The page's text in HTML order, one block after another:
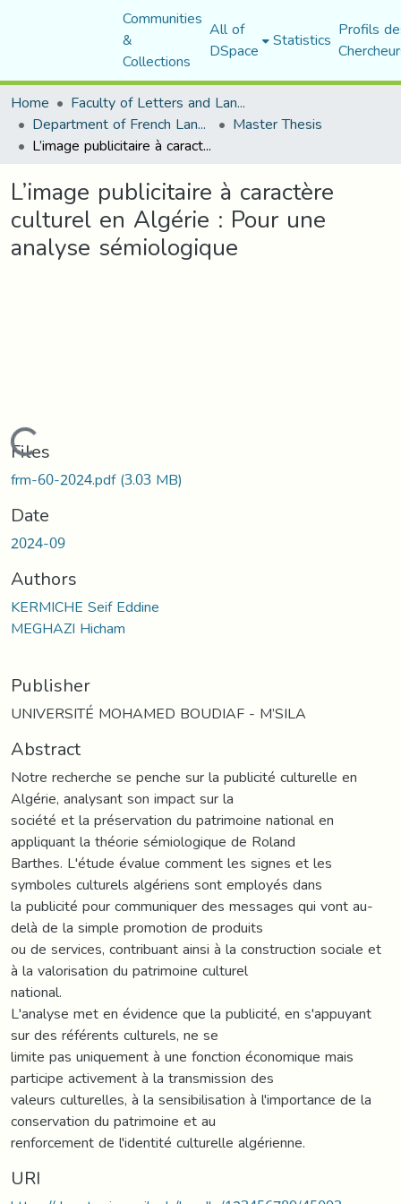
Communities
&
Collections
All of
DSpace Statistics Profils
Home
Faculty of Letters and Languages
Department of French Language and Literature Master Thesis
L’image publicitaire à caractère culturel en Algérie : Pour une analyse sémiologique
L’image publicitaire à caractère
culturel en Algérie : Pour une
analyse sémiologique
Loading...
Files
frm-60-2024.pdf(3.03 MB)
Date
2024-09
Authors
KERMICHE Seif Eddine
MEGHAZI Hicham
Publisher
UNIVERSITÉ MOHAMED BOUDIAF - M’SILA
Abstract
Notre recherche se penche sur la publicité culturelle en
Algérie, analysant son impact sur la
société et la préservation du patrimoine national en
appliquant la théorie sémiologique de Roland
Barthes. L'étude évalue comment les signes et les
symboles culturels algériens sont employés dans
la publicité pour communiquer des messages qui vont au-
delà de la simple promotion de produits
ou de services, contribuant ainsi à la construction sociale et
à la valorisation du patrimoine culturel
national.
L'analyse met en évidence que la publicité, en s'appuyant
sur des référents culturels, ne se
limite pas uniquement à une fonction économique mais
participe activement à la transmission des
valeurs culturelles, à la sensibilisation à l'importance de la
conservation du patrimoine et au
renforcement de l'identité culturelle algérienne.
URI